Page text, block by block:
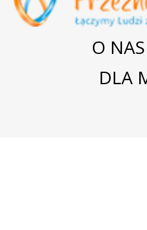
O NAS
DLA